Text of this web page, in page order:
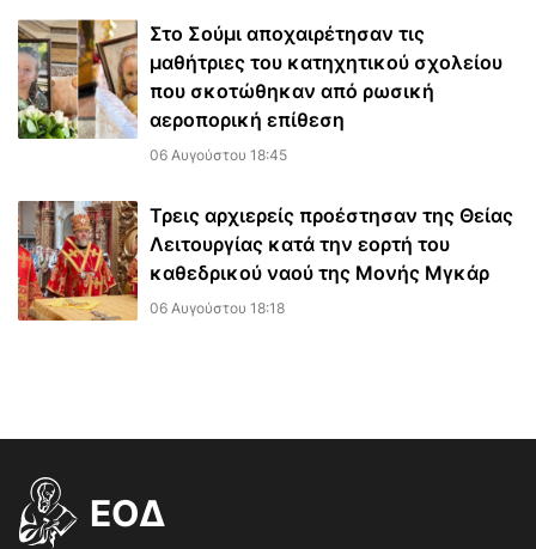
Στο Σούμι αποχαιρέτησαν τις
μαθήτριες του κατηχητικού σχολείου
που σκοτώθηκαν από ρωσική
αεροπορική επίθεση
06 Αυγούστου 18:45
Τρεις αρχιερείς προέστησαν της Θείας
Λειτουργίας κατά την εορτή του
καθεδρικού ναού της Μονής Μγκάρ
06 Αυγούστου 18:18
EOΔ